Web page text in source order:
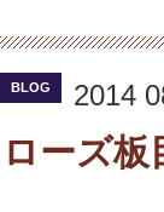
BLOG 2014
ローズ板